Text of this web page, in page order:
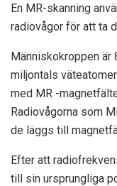
En MR-skanning
radiovågor för att ta
Människokroppen är
miljontals
med MR -
Radiovågorna som
de läggs till
Efter att
till sin ursprungliga